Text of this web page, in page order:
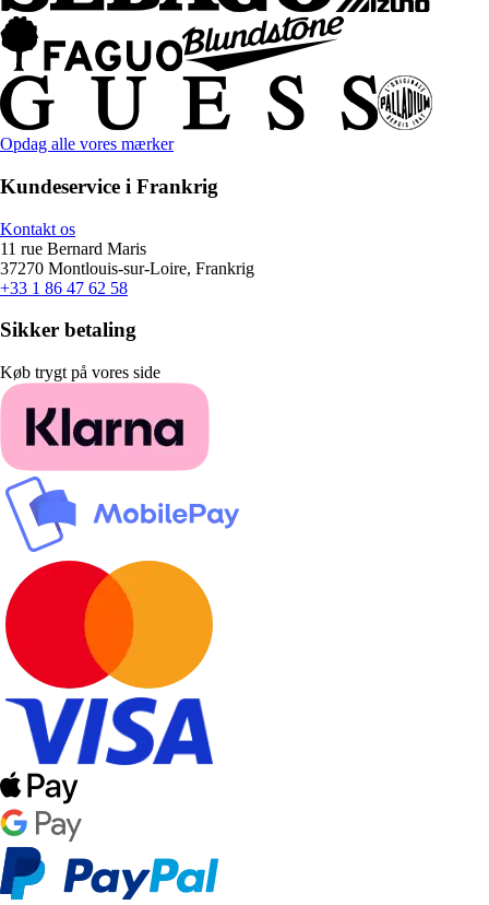
Opdag alle vores mærker
Kundeservice i Frankrig
Kontakt os
11 rue Bernard Maris
37270 Montlouis-sur-Loire, Frankrig
+33 1 86 47 62 58
Sikker betaling
Køb trygt på vores side